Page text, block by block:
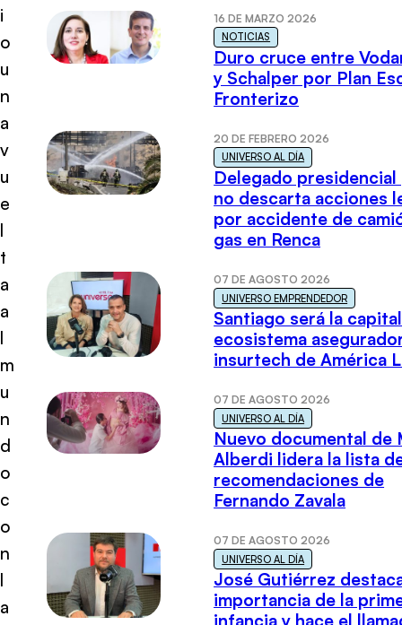
i
o
u
n
a
v
u
e
l
t
a
a
l
m
u
n
d
o
c
o
n
l
a
16 DE MARZO 2026
NOTICIAS
Duro cruce entre
y Schalper por Plan
Fronterizo
20 DE FEBRERO 2026
UNIVERSO AL DÍA
Delegado presidencial
no descarta acciones
por accidente de
gas en Renca
07 DE AGOSTO 2026
UNIVERSO EMPRENDEDOR
Santiago será la
ecosistema
insurtech de América
07 DE AGOSTO 2026
UNIVERSO AL DÍA
Nuevo documental de
Alberdi lidera la lista
recomendaciones de
Fernando Zavala
07 DE AGOSTO 2026
UNIVERSO AL DÍA
José Gutiérrez
importancia de la